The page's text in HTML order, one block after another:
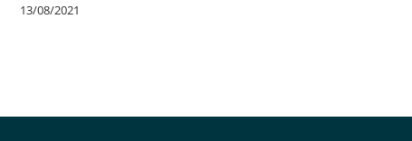
13/08/2021